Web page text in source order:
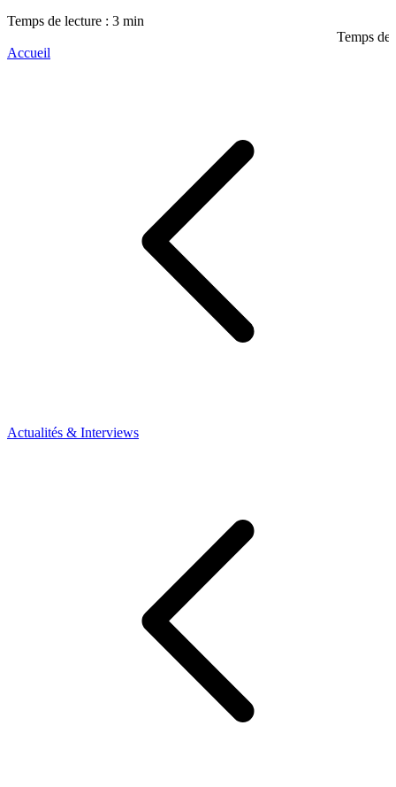
Temps de lecture : 3 min
Temps de
Accueil
Actualités & Interviews